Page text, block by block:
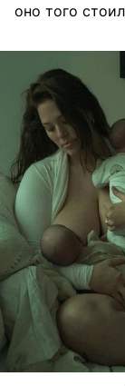
оно того